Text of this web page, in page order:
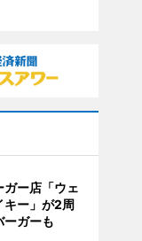
ガー店「ウェ
キー」が2周
ガーも